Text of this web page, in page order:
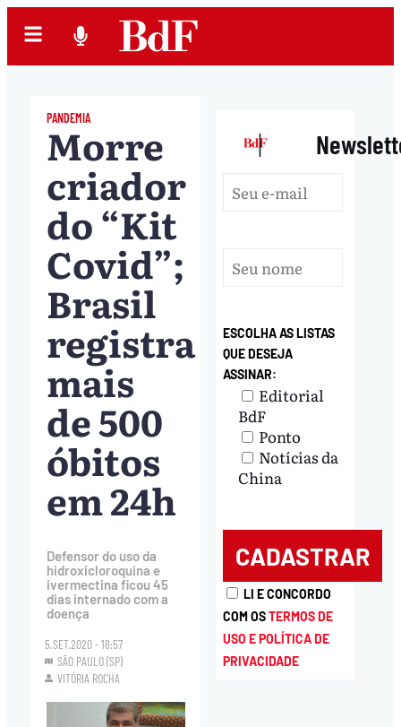
PANDEMIA
Morre
criador
do “Kit
Covid”;
Brasil
registra
mais
de 500
óbitos
em 24h
Defensor do uso da
hidroxicloroquina e
ivermectina ficou 45
dias internado com a
doença
5.SET.2020 - 18:57
SÃO PAULO (SP)
VITÓRIA ROCHA
|
ESCOLHA AS LISTAS
QUE DESEJA
ASSINAR:
Editorial
BdF
Ponto
Notícias da
China
LI E CONCORDO
COM OSTERMOS DE
USO E POLÍTICA DE
PRIVACIDADE